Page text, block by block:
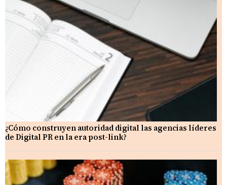
¿Cómo construyen autoridad digital las agencias líderes
de Digital PR en la era post-link?